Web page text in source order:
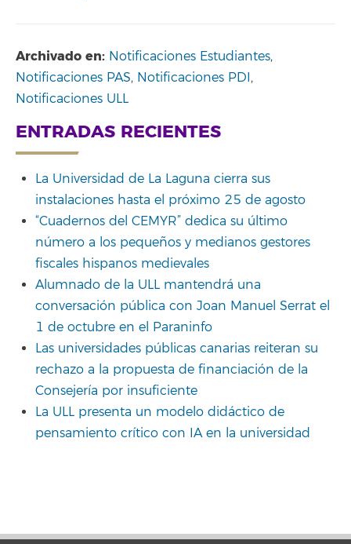
Archivado en: Notificaciones Estudiantes,
Notificaciones PAS, Notificaciones PDI,
Notificaciones ULL
ENTRADAS RECIENTES
La Universidad de La Laguna cierra sus
instalaciones hasta el próximo 25 de agosto
“Cuadernos del CEMYR” dedica su último
número a los pequeños y medianos gestores
fiscales hispanos medievales
Alumnado de la ULL mantendrá una
conversación pública con Joan Manuel Serrat el
1 de octubre en el Paraninfo
Las universidades públicas canarias reiteran su
rechazo a la propuesta de financiación de la
Consejería por insuficiente
La ULL presenta un modelo didáctico de
pensamiento crítico con IA en la universidad